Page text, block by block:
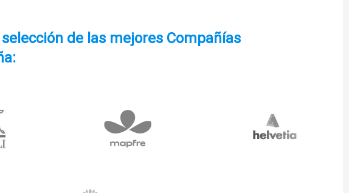
de las mejores Compañías